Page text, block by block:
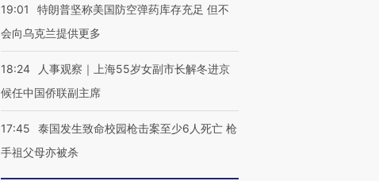
19:01
特朗普坚称美国防空弹药库存充足 但不
会向乌克兰提供更多
18:24
人事观察｜上海55岁女副市长解冬进京
候任中国侨联副主席
17:45
泰国发生致命校园枪击案至少6人死亡 枪
手祖父母亦被杀